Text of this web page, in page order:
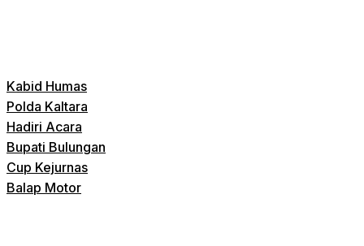
Kabid Humas
Polda Kaltara
Hadiri Acara
Bupati Bulungan
Cup Kejurnas
Balap Motor